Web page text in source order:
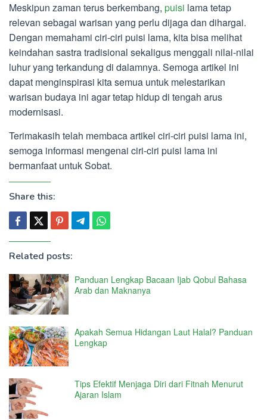
Meskipun zaman terus berkembang, puisi lama tetap
relevan sebagai warisan yang perlu dijaga dan dihargai.
Dengan memahami ciri-ciri puisi lama, kita bisa melihat
keindahan sastra tradisional sekaligus menggali nilai-nilai
luhur yang terkandung di dalamnya. Semoga artikel ini
dapat menginspirasi kita semua untuk melestarikan
warisan budaya ini agar tetap hidup di tengah arus
modernisasi.
Terimakasih telah membaca artikel ciri-ciri puisi lama ini,
semoga informasi mengenai ciri-ciri puisi lama ini
bermanfaat untuk Sobat.
Share this:
Related posts:
Panduan Lengkap Bacaan Ijab Qobul Bahasa
Arab dan Maknanya
Apakah Semua Hidangan Laut Halal? Panduan
Lengkap
Tips Efektif Menjaga Diri dari Fitnah Menurut
Ajaran Islam